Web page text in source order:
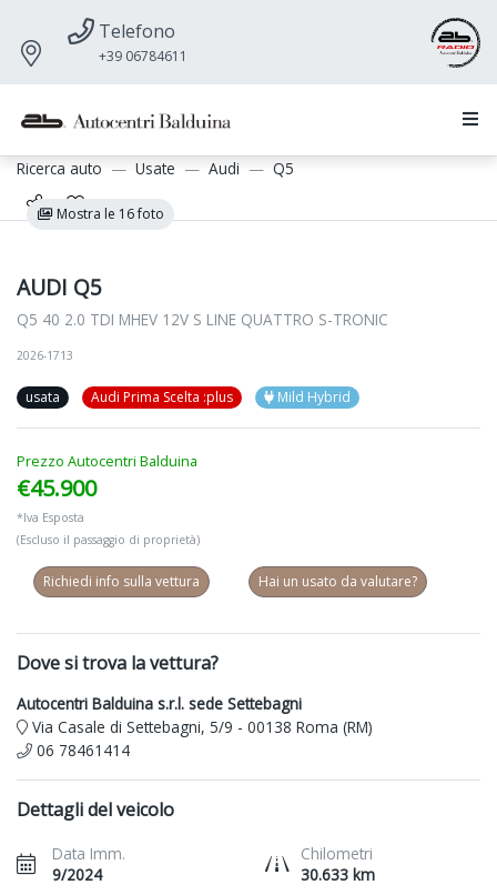
Telefono
+39 06784611
Ricerca auto Usate Audi Q5
Mostra le 16 foto
AUDI Q5
Q5 40 2.0 TDI MHEV 12V S LINE QUATTRO S-TRONIC
2026-1713
usata Audi Prima Scelta :plus Mild Hybrid
Prezzo Autocentri Balduina
€45.900
*Iva Esposta
(Escluso il passaggio di proprietà)
Richiedi info sulla vettura Hai un usato da valutare?
Dove si trova la vettura?
Autocentri Balduina s.r.l. sede Settebagni
Via Casale di Settebagni, 5/9 - 00138 Roma (RM)
06 78461414
Dettagli del veicolo
Data Imm.
9/2024
Chilometri
30.633 km